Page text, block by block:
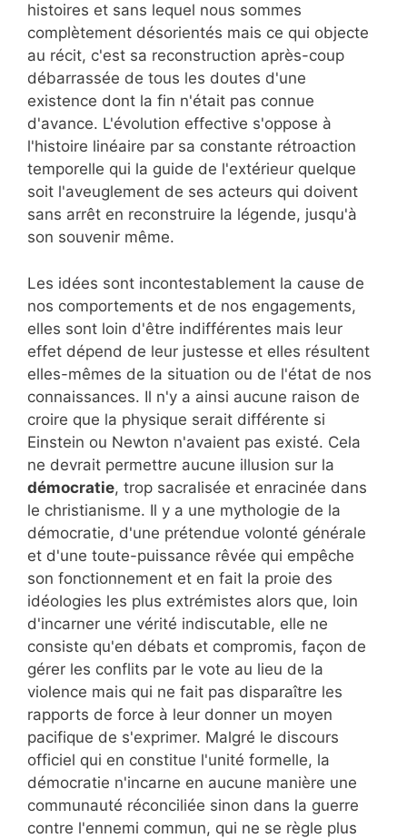
histoires et sans lequel nous sommes
complètement désorientés mais ce qui objecte
au récit, c'est sa reconstruction après-coup
débarrassée de tous les doutes d'une
existence dont la fin n'était pas connue
d'avance. L'évolution effective s'oppose à
l'histoire linéaire par sa constante rétroaction
temporelle qui la guide de l'extérieur quelque
soit l'aveuglement de ses acteurs qui doivent
sans arrêt en reconstruire la légende, jusqu'à
son souvenir même.
Les idées sont incontestablement la cause de
nos comportements et de nos engagements,
elles sont loin d'être indifférentes mais leur
effet dépend de leur justesse et elles résultent
elles-mêmes de la situation ou de l'état de nos
connaissances. Il n'y a ainsi aucune raison de
croire que la physique serait différente si
Einstein ou Newton n'avaient pas existé. Cela
ne devrait permettre aucune illusion sur la
démocratie, trop sacralisée et enracinée dans
le christianisme. Il y a une mythologie de la
démocratie, d'une prétendue volonté générale
et d'une toute-puissance rêvée qui empêche
son fonctionnement et en fait la proie des
idéologies les plus extrémistes alors que, loin
d'incarner une vérité indiscutable, elle ne
consiste qu'en débats et compromis, façon de
gérer les conflits par le vote au lieu de la
violence mais qui ne fait pas disparaître les
rapports de force à leur donner un moyen
pacifique de s'exprimer. Malgré le discours
officiel qui en constitue l'unité formelle, la
démocratie n'incarne en aucune manière une
communauté réconciliée sinon dans la guerre
contre l'ennemi commun, qui ne se règle plus